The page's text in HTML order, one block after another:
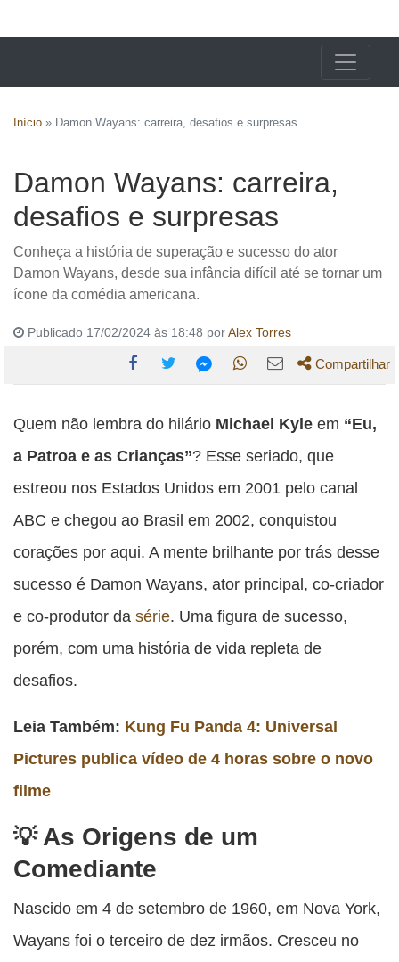
Início » Damon Wayans: carreira, desafios e surpresas
Damon Wayans: carreira,
desafios e surpresas
Conheça a história de superação e sucesso do ator
Damon Wayans, desde sua infância difícil até se tornar um
ícone da comédia americana.
Publicado 17/02/2024 às 18:48 porAlex Torres
esta
publicação
esta
publicação
esta
publicação
esta
publicação
WhatsApp
esta
publicação
Email
Compartilhar
Quem não lembra do hilário Michael Kyle em “Eu,
a Patroa e as Crianças”? Esse seriado, que
estreou nos Estados Unidos em 2001 pelo canal
ABC e chegou ao Brasil em 2002, conquistou
corações por aqui. A mente brilhante por trás desse
sucesso é Damon Wayans, ator principal, co-criador
e co-produtor da série. Uma figura de sucesso,
porém, com uma história de vida repleta de
desafios.
Leia Também: Kung Fu Panda 4: Universal
Pictures publica vídeo de 4 horas sobre o novo
filme
As Origens de um
Comediante
Nascido em 4 de setembro de 1960, em Nova York,
Wayans foi o terceiro de dez irmãos. Cresceu no